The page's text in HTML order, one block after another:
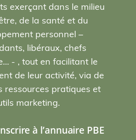
exerçant dans le milieu
de la santé et du
personnel –
libéraux, chefs
- , tout en facilitant le
de leur activité, via de
ressources pratiques et
marketing.
à l’annuaire PBE